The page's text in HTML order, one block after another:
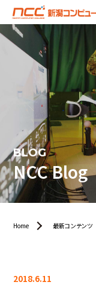
BLOG
NCC Blog
Home 最新コンテンツ
2018.6.11